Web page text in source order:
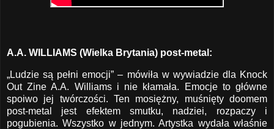
A.A. WILLIAMS (Wielka Brytania) post-metal:
„Ludzie są pełni emocji” – mówiła w wywiadzie dla Knock
Out Zine A.A. Williams i nie kłamała. Emocje to główne
spoiwo jej twórczości. Ten mosiężny, muśnięty doomem
post-metal jest efektem smutku, nadziei, rozpaczy i
pogubienia. Wszystko w jednym. Artystka wydała właśnie